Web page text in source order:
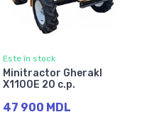
Este în stock
Minitractor Gherakl
X1100E 20 c.p.
47 900 MDL